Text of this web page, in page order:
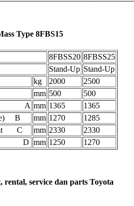
Type 8FBS15
8FBSS20 8FBSS25
Stand-Up Stand-Up
kg 2000
2500
mm 500
500
A mm 1365
1365
B
mm 1270
1285
C
mm 2330
2330
D mm 1250 1270
rental, service dan parts Toyota